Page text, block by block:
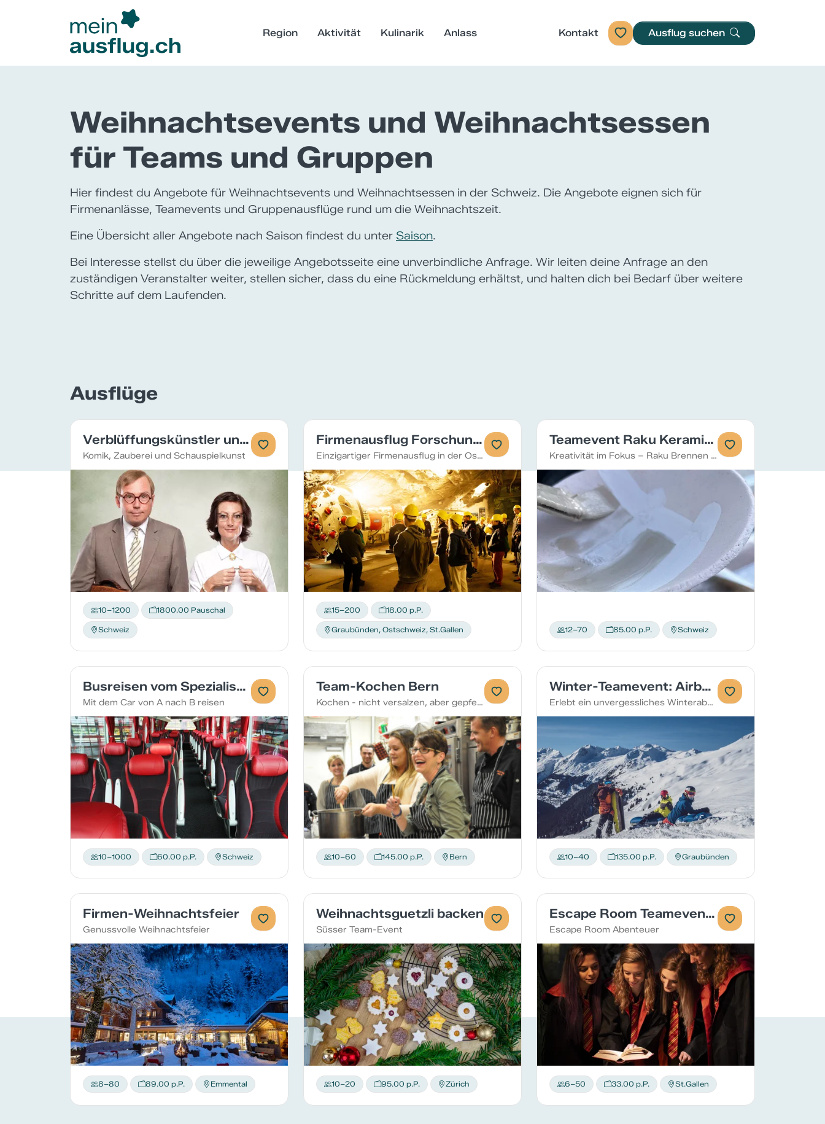
Region Aktivität Kulinarik Anlass Kontakt Ausflug suchen
Weihnachtsevents und Weihnachtsessen
für Teams und Gruppen
Hier findest du Angebote für Weihnachtsevents und Weihnachtsessen in der Schweiz. Die Angebote eignen sich für
Firmenanlässe, Teamevents und Gruppenausflüge rund um die Weihnachtszeit.
Eine Übersicht aller Angebote nach Saison findest du unter Saison.
Bei Interesse stellst du über die jeweilige Angebotsseite eine unverbindliche Anfrage. Wir leiten deine Anfrage an den
zuständigen Veranstalter weiter, stellen sicher, dass du eine Rückmeldung erhältst, und halten dich bei Bedarf über weitere
Schritte auf dem Laufenden.
Ausflüge
Verblüffungskünstler und Komiker
Komik, Zauberei und Schauspielkunst
10–1200 1800.00 Pauschal
Schweiz
Firmenausflug Forschungsinfrastruktur mit Führung und Essen
Einzigartiger Firmenausflug in der Ostschweiz mit spannender Führung und feiner Verpflegung direkt vor Ort.
15–200 18.00 p.P.
Graubünden, Ostschweiz, St.Gallen
Teamevent Raku Keramik brennen
Kreativität im Fokus – Raku Brennen als außergewöhnliches Teamerlebnis und tolles Rahmenprogramm beim Firmenevent
12–70 85.00 p.P. Schweiz
Busreisen vom Spezialisten
Mit dem Car von A nach B reisen
10–1000 60.00 p.P. Schweiz
Team-Kochen Bern
Kochen - nicht versalzen, aber gepfeffert!
10–60 145.00 p.P. Bern
Winter-Teamevent: Airboard-Fun mit Schneeschuhtour & Fondueplausch
Erlebt ein unvergessliches Winterabenteuer mit Action, Natur und Genuss! Perfekt für Gruppenevents, Firmenausflüge oder Vereinsreisen
10–40 135.00 p.P. Graubünden
Firmen-Weihnachtsfeier
Genussvolle Weihnachtsfeier
8–80 89.00 p.P. Emmental
Weihnachtsguetzli backen
Süsser Team-Event
10–20 95.00 p.P. Zürich
Escape Room Teamevent in St.Gallen
Escape Room Abenteuer
6–50 33.00 p.P. St.Gallen